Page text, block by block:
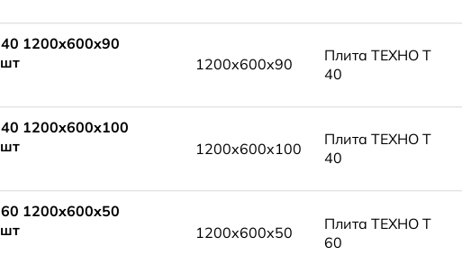
1200x600x90
1200x600x90
Плита ТЕХНО Т
40
1200x600x100
1200x600x100
Плита ТЕХНО Т
40
1200x600x50
1200x600x50
Плита ТЕХНО Т
60